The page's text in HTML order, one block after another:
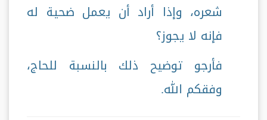
شعره، وإذا أراد أن يعمل ضحية له
فإنه لا يجوز؟
فأرجو توضيح ذلك بالنسبة للحاج،
وفقكم الله.